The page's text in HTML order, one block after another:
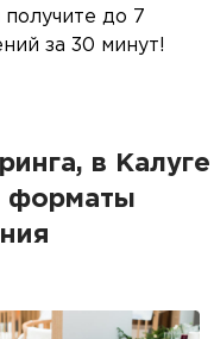
до 7
за 30 минут!
в Калуге
форматы